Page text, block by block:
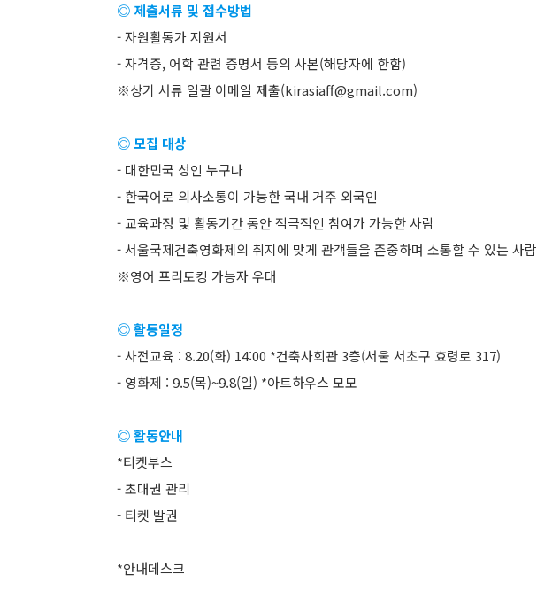
◎ 제출서류 및 접수방법
- 자원활동가 지원서
- 자격증, 어학 관련 증명서 등의 사본(해당자에 한함)
※상기 서류 일괄 이메일 제출(kirasiaff@gmail.com)
◎ 모집 대상
- 대한민국 성인 누구나
- 한국어로 의사소통이 가능한 국내 거주 외국인
- 교육과정 및 활동기간 동안 적극적인 참여가 가능한 사람
- 서울국제건축영화제의 취지에 맞게 관객들을 존중하며 소통할 수 있는 사람
※영어 프리토킹 가능자 우대
◎ 활동일정
- 사전교육 : 8.20(화) 14:00 *건축사회관 3층(서울 서초구 효령로 317)
- 영화제 : 9.5(목)~9.8(일) *아트하우스 모모
◎ 활동안내
*티켓부스
- 초대권 관리
- 티켓 발권
*안내데스크